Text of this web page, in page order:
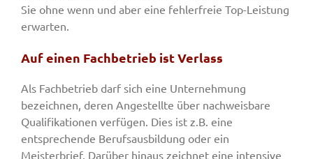
Sie ohne wenn und aber eine fehlerfreie Top-Leistung
erwarten.
Auf einen Fachbetrieb ist Verlass
Als Fachbetrieb darf sich eine Unternehmung
bezeichnen, deren Angestellte über nachweisbare
Qualifikationen verfügen. Dies ist z.B. eine
entsprechende Berufsausbildung oder ein
Meisterbrief. Darüber hinaus zeichnet eine intensive